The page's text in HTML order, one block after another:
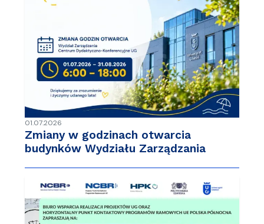
01.07.2026
Zmiany w godzinach otwarcia
budynków Wydziału Zarządzania